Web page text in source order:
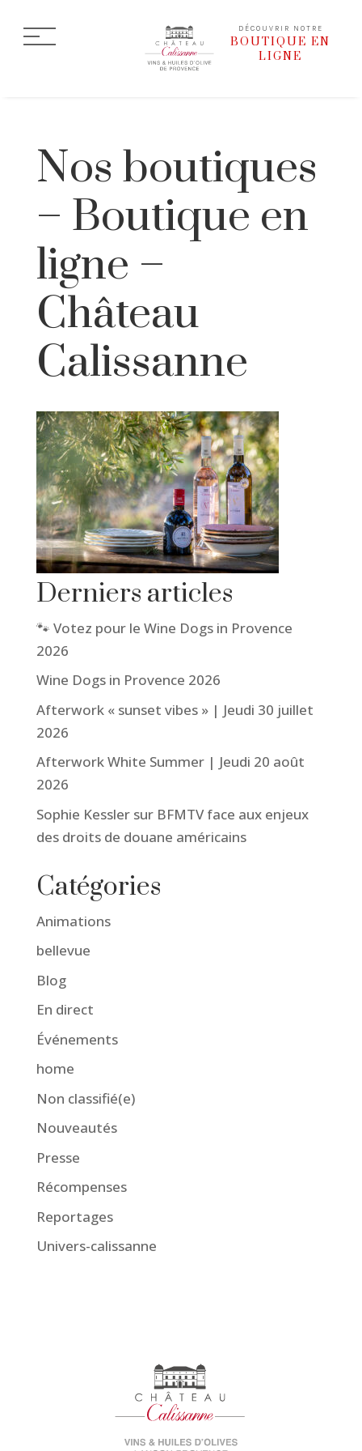
DÉCOUVRIR NOTRE
BOUTIQUE EN
LIGNE
Nos boutiques
– Boutique en
ligne –
Château
Calissanne
Derniers articles
🐾 Votez pour le Wine Dogs in Provence
2026
Wine Dogs in Provence 2026
Afterwork « sunset vibes » | Jeudi 30 juillet
2026
Afterwork White Summer | Jeudi 20 août
2026
Sophie Kessler sur BFMTV face aux enjeux
des droits de douane américains
Catégories
Animations
bellevue
Blog
En direct
Événements
home
Non classifié(e)
Nouveautés
Presse
Récompenses
Reportages
Univers-calissanne